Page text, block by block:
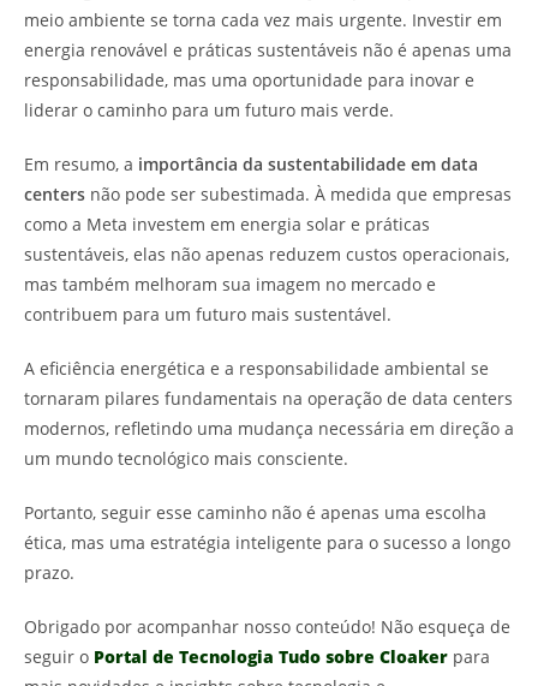
meio ambiente se torna cada vez mais urgente. Investir em
energia renovável e práticas sustentáveis não é apenas uma
responsabilidade, mas uma oportunidade para inovar e
liderar o caminho para um futuro mais verde.
Em resumo, a importância da sustentabilidade em data
centers não pode ser subestimada. À medida que empresas
como a Meta investem em energia solar e práticas
sustentáveis, elas não apenas reduzem custos operacionais,
mas também melhoram sua imagem no mercado e
contribuem para um futuro mais sustentável.
A eficiência energética e a responsabilidade ambiental se
tornaram pilares fundamentais na operação de data centers
modernos, refletindo uma mudança necessária em direção a
um mundo tecnológico mais consciente.
Portanto, seguir esse caminho não é apenas uma escolha
ética, mas uma estratégia inteligente para o sucesso a longo
prazo.
Obrigado por acompanhar nosso conteúdo! Não esqueça de
seguir o Portal de Tecnologia Tudo sobre Cloaker para